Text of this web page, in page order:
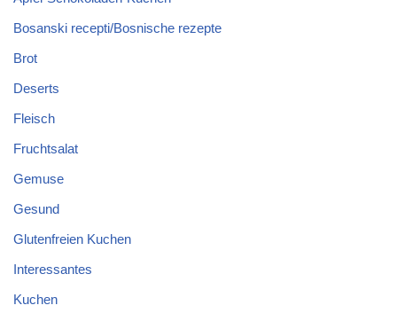
Bosanski recepti/Bosnische rezepte
Brot
Deserts
Fleisch
Fruchtsalat
Gemuse
Gesund
Glutenfreien Kuchen
Interessantes
Kuchen